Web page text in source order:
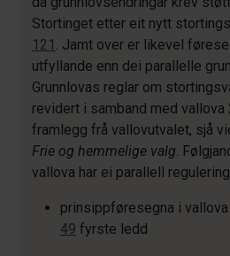
Stortinget etter eit nytt
121 . Jamt over er likevel
utfyllande enn dei parallelle
Grunnlovas reglar om
revidert i samband med vallova
framlegg frå vallovutvalet, sjå
Frie og hemmelige valg.
vallova har ei parallell
prinsippføresegna i vallova
49 fyrste ledd